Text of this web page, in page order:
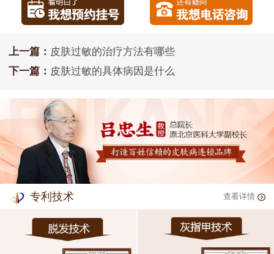
上一篇： 皮肤过敏的治疗方法有哪些
下一篇： 皮肤过敏的具体病因是什么
专利技术 查看详情